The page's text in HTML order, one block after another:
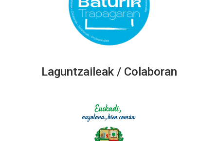
Laguntzaileak / Colaboran